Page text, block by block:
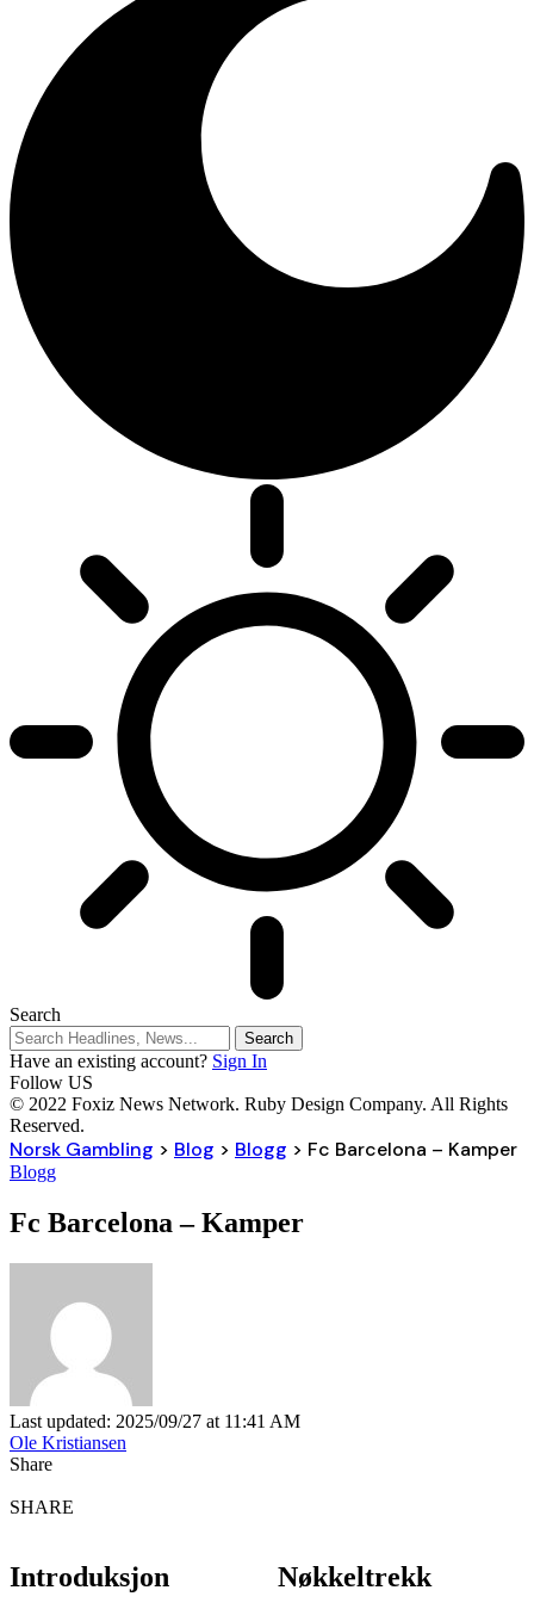
Search
Have an existing account? Sign In
Follow US
© 2022 Foxiz News Network. Ruby Design Company. All Rights
Reserved.
Norsk Gambling > Blog > Blogg > Fc Barcelona – Kamper
Blogg
Fc Barcelona – Kamper
Last updated: 2025/09/27 at 11:41 AM
Ole Kristiansen
Share
SHARE
Introduksjon Nøkkeltrekk